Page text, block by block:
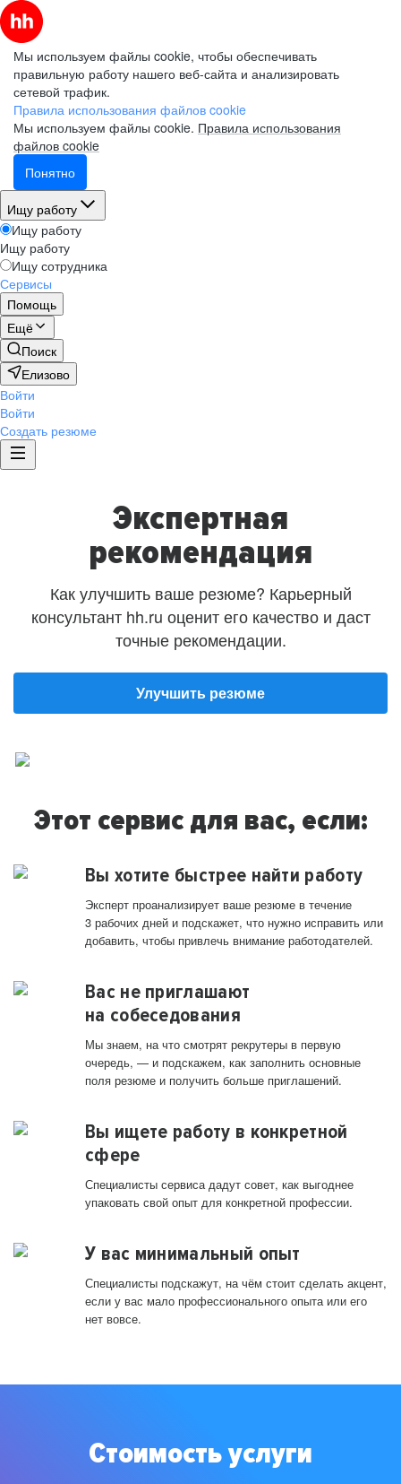
Мы используем файлы cookie, чтобы обеспечивать
правильную работу нашего веб-сайта и анализировать
сетевой трафик.
Правила использования файлов cookie
Мы используем файлы cookie. Правила использования
файлов cookie
Понятно
Ищу работу
Ищу работу
Ищу работу
Ищу сотрудника
Сервисы
Помощь
Ещё
Поиск
Елизово
Войти
Войти
Создать резюме
Экспертная
рекомендация
Как улучшить ваше резюме? Карьерный
консультант hh.ru оценит его качество и даст
точные рекомендации.
Улучшить резюме
Этот сервис для вас, если:
Вы хотите быстрее найти работу
Эксперт проанализирует ваше резюме в течение
3 рабочих дней и подскажет, что нужно исправить или
добавить, чтобы привлечь внимание работодателей.
Вас не приглашают
на собеседования
Мы знаем, на что смотрят рекрутеры в первую
очередь, — и подскажем, как заполнить основные
поля резюме и получить больше приглашений.
Вы ищете работу в конкретной
сфере
Специалисты сервиса дадут совет, как выгоднее
упаковать свой опыт для конкретной профессии.
У вас минимальный опыт
Специалисты подскажут, на чём стоит сделать акцент,
если у вас мало профессионального опыта или его
нет вовсе.
Стоимость услуги